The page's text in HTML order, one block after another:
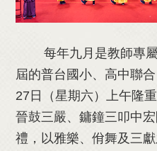
每年九月是教師專屬
屆的普台國小、高中聯
27日（星期六）上午隆
晉鼓三嚴、鏞鐘三叩中
禮，以雅樂、佾舞及三